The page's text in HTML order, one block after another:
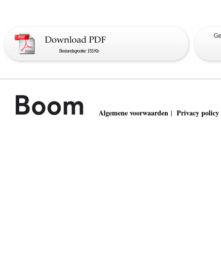
Bestandsgrootte: 153 Kb
Algemene voorwaarden | Privacy policy